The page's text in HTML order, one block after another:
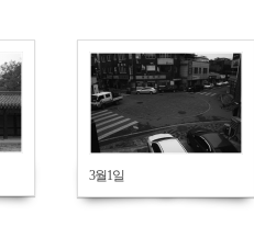
3월1일
615